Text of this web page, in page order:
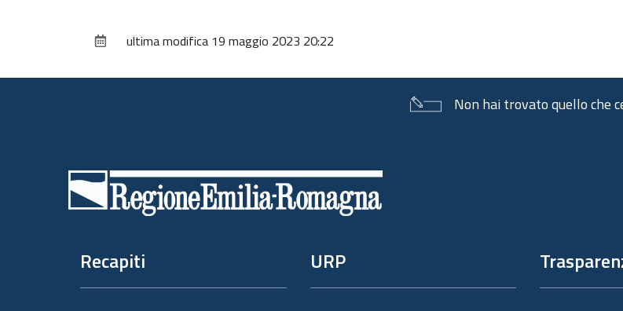
ultima modifica 19 maggio 2023 20:22
Non hai trovato quello che
Recapiti URP